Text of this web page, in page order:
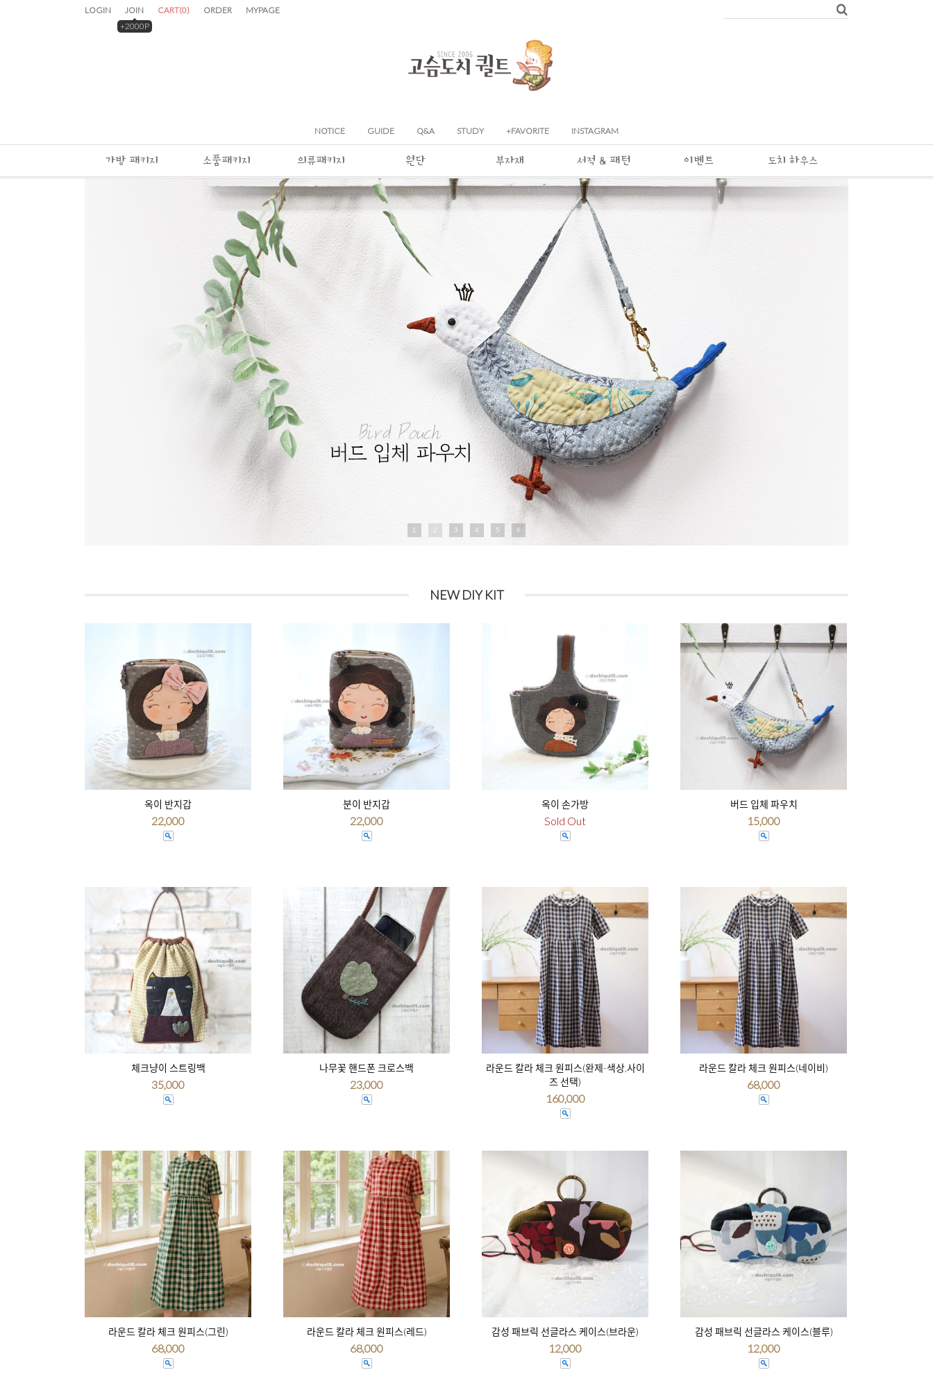
LOGIN
JOIN
+2000P
CART(0) ORDER MYPAGE
NOTICE GUIDE Q&A STUDY +FAVORITE INSTAGRAM
가방 패키지 소품패키지 의류패키지 원단 부자재 서적 & 패턴 이벤트 도치 하우스
1 2 3 4 5 6
NEW DIY KIT
옥이 반지갑
22,000
분이 반지갑
22,000
옥이 손가방
Sold Out
버드 입체 파우치
15,000
체크냥이 스트링백
35,000
나무꽃 핸드폰 크로스백
23,000
라운드 칼라 체크 원피스(완제-색상,사이
즈 선택)
160,000
라운드 칼라 체크 원피스(네이비)
68,000
라운드 칼라 체크 원피스(그린)
68,000
라운드 칼라 체크 원피스(레드)
68,000
감성 패브릭 선글라스 케이스(브라운)
12,000
감성 패브릭 선글라스 케이스(블루)
12,000